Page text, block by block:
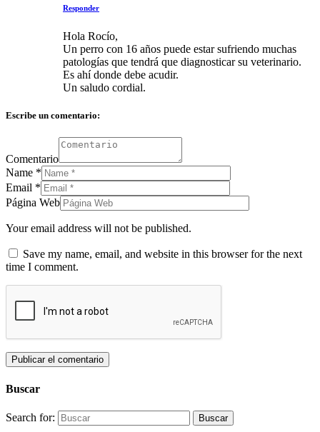
Responder
Hola Rocío,
Un perro con 16 años puede estar sufriendo muchas
patologías que tendrá que diagnosticar su veterinario.
Es ahí donde debe acudir.
Un saludo cordial.
Escribe un comentario:
Comentario
Name *
Email *
Página Web
Your email address will not be published.
Save my name, email, and website in this browser for the next
time I comment.
Buscar
Search for: